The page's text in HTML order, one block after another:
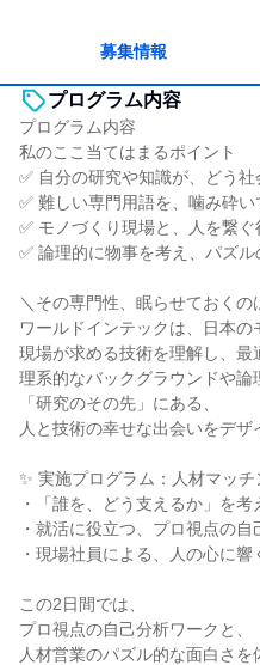
募集情報
プログラム内容
プログラム内容
私のここ当てはまるポイント
✅ 自分の研究や知識が、どう
✅ 難しい専門用語を、噛み砕
✅ モノづくり現場と、人を繋
✅ 論理的に物事を考え、パズ
＼その専門性、眠らせておくの
ワールドインテックは、日本の
現場が求める技術を理解し、最
理系的なバックグラウンドや論
「研究のその先」にある、
人と技術の幸せな出会いをデザ
✨ 実施プログラム：人材マッチ
・「誰を、どう支えるか」を考
・就活に役立つ、プロ視点の自
・現場社員による、人の心に
この2日間では、
プロ視点の自己分析ワークと、
人材営業のパズル的な面白さを